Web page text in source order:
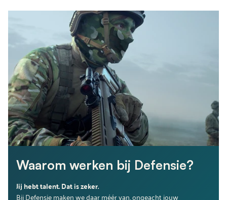
Waarom werken bij Defensie?
Jij hebt talent. Dat is zeker.
Bij Defensie maken we daar méér van, ongeacht jouw